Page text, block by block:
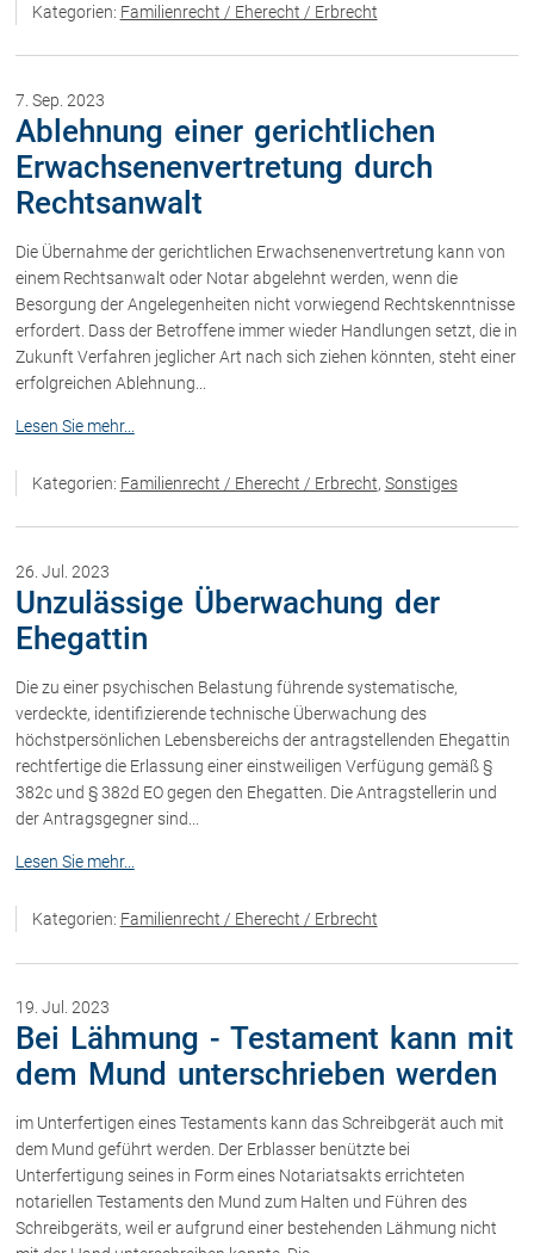
Kategorien: Familienrecht / Eherecht / Erbrecht
7. Sep. 2023
Ablehnung einer gerichtlichen
Erwachsenenvertretung durch
Rechtsanwalt
Die Übernahme der gerichtlichen Erwachsenenvertretung kann von
einem Rechtsanwalt oder Notar abgelehnt werden, wenn die
Besorgung der Angelegenheiten nicht vorwiegend Rechtskenntnisse
erfordert. Dass der Betroffene immer wieder Handlungen setzt, die in
Zukunft Verfahren jeglicher Art nach sich ziehen könnten, steht einer
erfolgreichen Ablehnung...
Lesen Sie mehr...
Kategorien: Familienrecht / Eherecht / Erbrecht, Sonstiges
26. Jul. 2023
Unzulässige Überwachung der
Ehegattin
Die zu einer psychischen Belastung führende systematische,
verdeckte, identifizierende technische Überwachung des
höchstpersönlichen Lebensbereichs der antragstellenden Ehegattin
rechtfertige die Erlassung einer einstweiligen Verfügung gemäß §
382c und § 382d EO gegen den Ehegatten. Die Antragstellerin und
der Antragsgegner sind...
Lesen Sie mehr...
Kategorien: Familienrecht / Eherecht / Erbrecht
19. Jul. 2023
Bei Lähmung - Testament kann mit
dem Mund unterschrieben werden
im Unterfertigen eines Testaments kann das Schreibgerät auch mit
dem Mund geführt werden. Der Erblasser benützte bei
Unterfertigung seines in Form eines Notariatsakts errichteten
notariellen Testaments den Mund zum Halten und Führen des
Schreibgeräts, weil er aufgrund einer bestehenden Lähmung nicht